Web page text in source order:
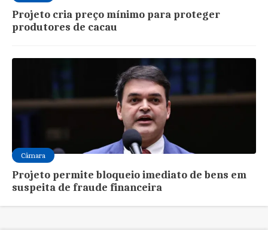
Projeto cria preço mínimo para proteger
produtores de cacau
Câmara
Projeto permite bloqueio imediato de bens em
suspeita de fraude financeira